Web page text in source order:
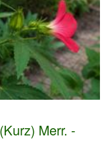
Merr. -